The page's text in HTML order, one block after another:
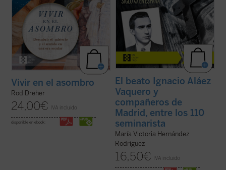
Vivir en el asombro
Rod Dreher
24,00€ IVA incluido
disponible en ebook:
El beato Ignacio Aláez
Vaquero y
compañeros de
Madrid, entre los 110
seminarista
María Victoria Hernández
Rodríguez
16,50€ IVA incluido